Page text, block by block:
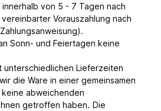
von 5 - 7 Tagen nach
Vorauszahlung nach
Sonn- und Feiertagen keine
unterschiedlichen Lieferzeiten
die Ware in einer gemeinsamen
abweichenden
getroffen haben. Die